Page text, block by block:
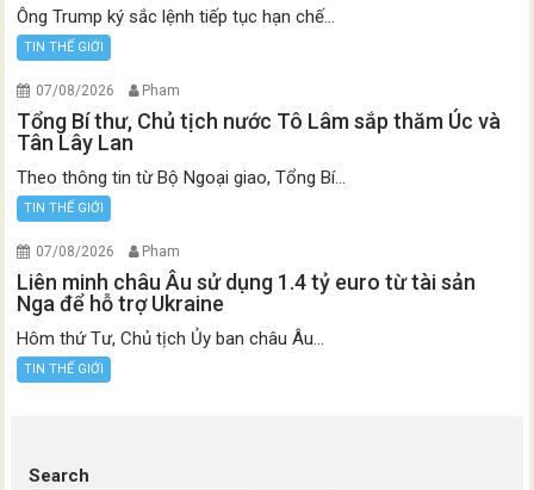
Ông Trump ký sắc lệnh tiếp tục hạn chế...
TIN THẾ GIỚI
07/08/2026 Pham
Tổng Bí thư, Chủ tịch nước Tô Lâm sắp thăm Úc và
Tân Lây Lan
Theo thông tin từ Bộ Ngoại giao, Tổng Bí...
TIN THẾ GIỚI
07/08/2026 Pham
Liên minh châu Âu sử dụng 1.4 tỷ euro từ tài sản
Nga để hỗ trợ Ukraine
Hôm thứ Tư, Chủ tịch Ủy ban châu Âu...
TIN THẾ GIỚI
Search